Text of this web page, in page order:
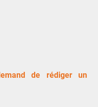
de rédiger un